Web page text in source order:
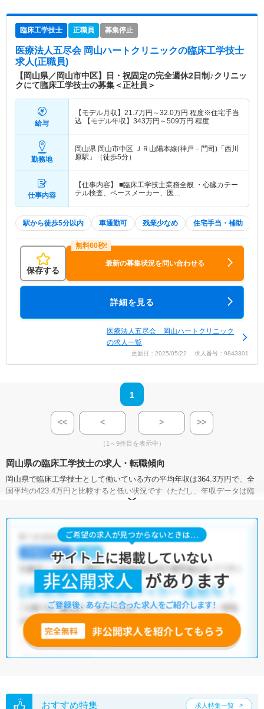
臨床工学技士 正職員 募集停止
医療法人五尽会 岡山ハートクリニックの臨床工学技士
求人(正職員)
【岡山県／岡山市中区】日・祝固定の完全週休2日制♪クリニッ
クにて臨床工学技士の募集＜正社員＞
給与
【モデル月収】 21.7万円～32.0万円 程度※住宅手当
込 【モデル年収】 343万円～509万円 程度
勤務地
岡山県 岡山市中区 ＪＲ山陽本線(神戸－門司)「西川
原駅」（徒歩5分）
仕事内容
【仕事内容】 ■臨床工学技士業務全般 ・心臓カテー
テル検査、ペースメーカー、医…
駅から徒歩5分以内 車通勤可 残業少なめ 住宅手当・補助
保存する
最新の募集状況を問い合わせる
詳細を見る
医療法人五尽会 岡山ハートクリニック
の求人一覧
更新日：2025/05/22 求人番号：9843301
1
<< < > >>
（1～9件目を表示中）
岡山県の臨床工学技士の求人・転職傾向
岡山県で臨床工学技士として働いている方の平均年収は364.3万円で、全
国平均の423.4万円と比較すると低い状況です（ただし、年収データは臨
床工学技士を含めた「その他の保健医療従事者」の統計値です）。ま
円となっています。
有効求人倍率は、全国平均が1.12倍なのに対して岡山県は0.97倍。こちら
もやや低い状況です。一方で、岡山県には病院が159施設、クリニックが
1,313施設あり、臨床工学技士として働ける施設が豊富です。多種多様な
求人の中から、ぜひ自分の条件に合った職場を探してみてください。
マイナビコメディカルでは、サイトに掲載されていない非公開求人や限
定求人も多数取り扱っております。もしご希望の条件に合った求人が見
つからない場合は、キャリアアドバイザーが非公開求人を含む中から厳
選してご紹介いたしますので、ぜひご活用ください。
※各種数字情報は2022年10月 マイナビ調べによる
転職支援サービス
う求人を提案させていただきます。
おすすめ特集 求人特集一覧